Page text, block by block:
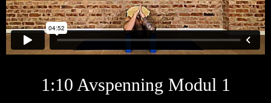
1:10 Avspenning Modul 1